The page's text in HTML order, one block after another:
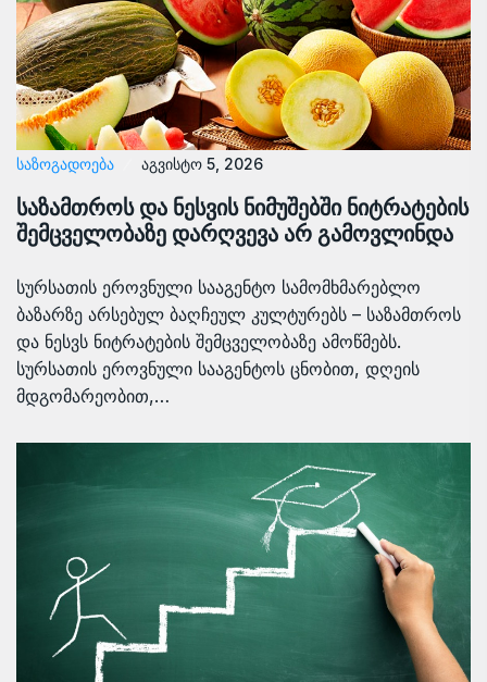
ᲡᲐᲖᲝᲒᲐᲓᲝᲔᲑᲐ აგვისტო 5, 2026
საზამთროს და ნესვის ნიმუშებში ნიტრატების
შემცველობაზე დარღვევა არ გამოვლინდა
სურსათის ეროვნული სააგენტო სამომხმარებლო
ბაზარზე არსებულ ბაღჩეულ კულტურებს – საზამთროს
და ნესვს ნიტრატების შემცველობაზე ამოწმებს.
სურსათის ეროვნული სააგენტოს ცნობით, დღეის
მდგომარეობით,…